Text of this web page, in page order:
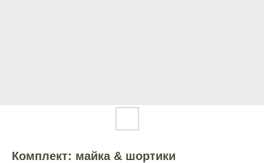
Комплект: майка & шортики